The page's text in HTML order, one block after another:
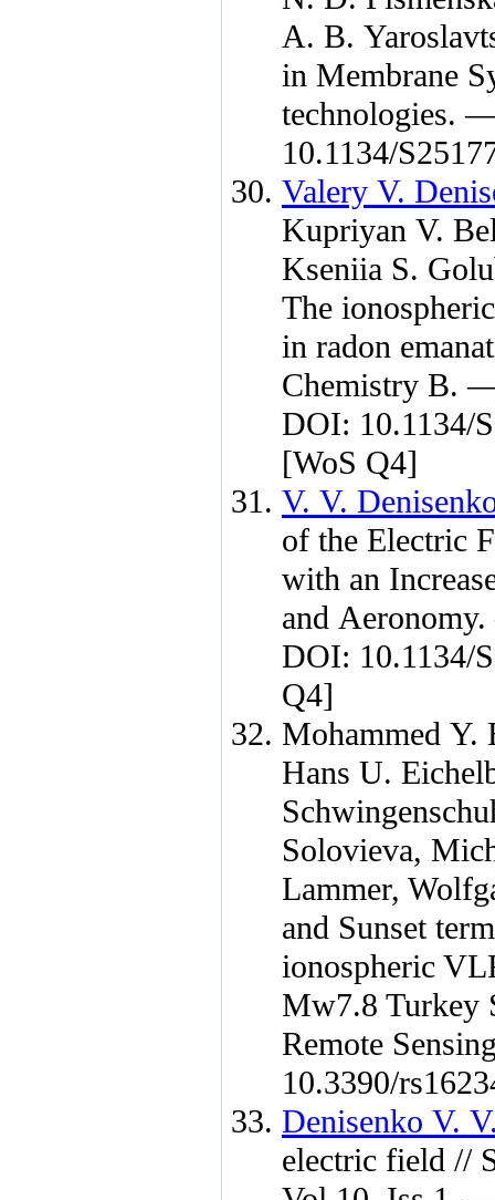
A. B.
in Membrane
technologies.
10.1134/
Valery V.
Kupriyan V.
Kseniia S.
The
in radon
Chemistry B.
DOI: 10.1134/
[WoS Q4]
V. V.
of the Electric
with an
and
DOI: 10.1134/
Q4]
Mohammed Y.
Hans U.
Solovieva,
Lammer,
and Sunset
ionospheric
Mw7.8 Turkey
Remote
10.3390/
Denisenko V.
electric field //